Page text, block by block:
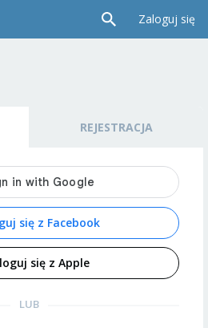
Zaloguj się
REJESTRACJA
się z Facebook
się z Apple
LUB